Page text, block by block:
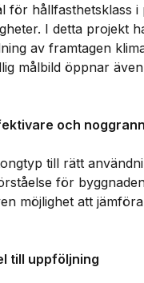
för hållfasthetsklass
I detta projekt
av framtagen
målbild öppnar
och
till rätt
för
möjlighet att
till uppföljning